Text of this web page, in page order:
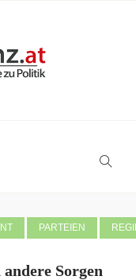
PARTEIEN
Sorgen